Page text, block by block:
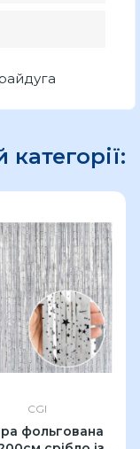
категорії:
CGI
фольгована